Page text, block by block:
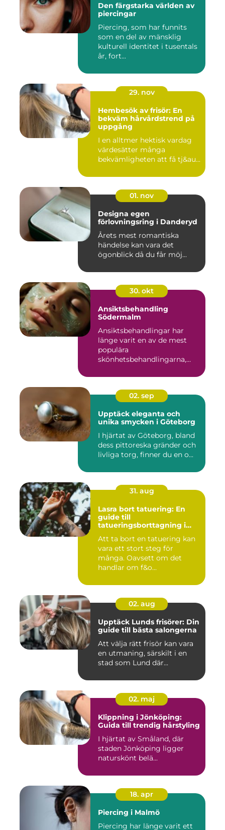
Den färgstarka världen av
piercingar
Piercing, som har funnits
som en del av mänsklig
kulturell identitet i tusentals
år, fort...
29. nov
Hembesök av frisör: En
bekväm hårvårdstrend på
uppgång
I en alltmer hektisk vardag
värdesätter många
bekvämligheten att få tj&au...
01. nov
Designa egen
förlovningsring i Danderyd
Årets mest romantiska
händelse kan vara det
ögonblick då du får möj...
30. okt
Ansiktsbehandling
Södermalm
Ansiktsbehandlingar har
länge varit en av de mest
populära
skönhetsbehandlingarna,
02. sep
Upptäck eleganta och
unika smycken i Göteborg
I hjärtat av Göteborg, bland
dess pittoreska gränder och
livliga torg, finner du en o...
31. aug
Lasra bort tatuering: En
guide till
tatueringsborttagning i
Att ta bort en tatuering kan
vara ett stort steg för
många. Oavsett om det
handlar om f&o...
02. aug
Upptäck Lunds frisörer: Din
guide till bästa salongerna
Att välja rätt frisör kan vara
en utmaning, särskilt i en
stad som Lund där...
02. maj
Klippning i Jönköping:
Guida till trendig hårstyling
I hjärtat av Småland, där
staden Jönköping ligger
naturskönt belä...
18. apr
Piercing i Malmö
Piercing har länge varit ett